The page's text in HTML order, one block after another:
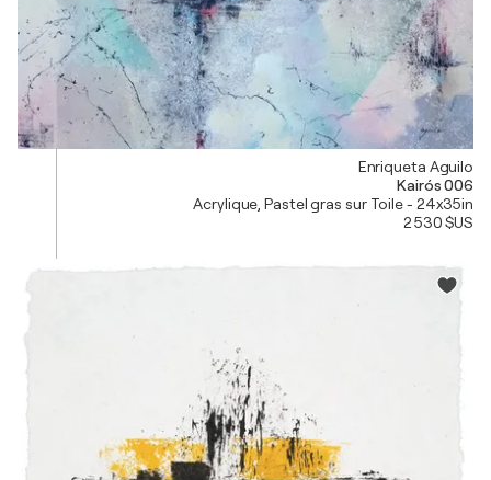
Enriqueta Aguilo
Kairós 006
Acrylique, Pastel gras sur Toile - 24x35in
2 530 $US